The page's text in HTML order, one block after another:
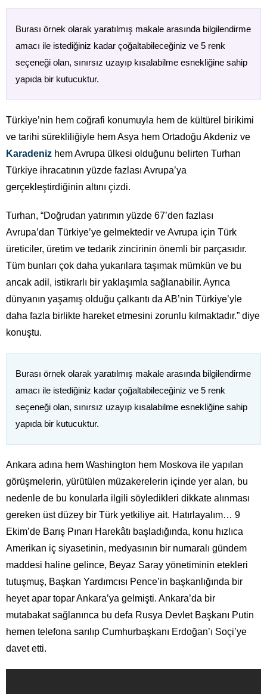
Burası örnek olarak yaratılmış makale arasında bilgilendirme
amacı ile istediğiniz kadar çoğaltabileceğiniz ve 5 renk
seçeneği olan, sınırsız uzayıp kısalabilme esnekliğine sahip
yapıda bir kutucuktur.
Türkiye’nin hem coğrafi konumuyla hem de kültürel birikimi
ve tarihi sürekliliğiyle hem Asya hem Ortadoğu Akdeniz ve
Karadeniz hem Avrupa ülkesi olduğunu belirten Turhan
Türkiye ihracatının yüzde fazlası Avrupa’ya
gerçekleştirdiğinin altını çizdi.
Turhan, “Doğrudan yatırımın yüzde 67’den fazlası
Avrupa’dan Türkiye’ye gelmektedir ve Avrupa için Türk
üreticiler, üretim ve tedarik zincirinin önemli bir parçasıdır.
Tüm bunları çok daha yukarılara taşımak mümkün ve bu
ancak adil, istikrarlı bir yaklaşımla sağlanabilir. Ayrıca
dünyanın yaşamış olduğu çalkantı da AB’nin Türkiye’yle
daha fazla birlikte hareket etmesini zorunlu kılmaktadır.” diye
konuştu.
Burası örnek olarak yaratılmış makale arasında bilgilendirme
amacı ile istediğiniz kadar çoğaltabileceğiniz ve 5 renk
seçeneği olan, sınırsız uzayıp kısalabilme esnekliğine sahip
yapıda bir kutucuktur.
Ankara adına hem Washington hem Moskova ile yapılan
görüşmelerin, yürütülen müzakerelerin içinde yer alan, bu
nedenle de bu konularla ilgili söyledikleri dikkate alınması
gereken üst düzey bir Türk yetkiliye ait. Hatırlayalım… 9
Ekim’de Barış Pınarı Harekâtı başladığında, konu hızlıca
Amerikan iç siyasetinin, medyasının bir numaralı gündem
maddesi haline gelince, Beyaz Saray yönetiminin etekleri
tutuşmuş, Başkan Yardımcısı Pence’in başkanlığında bir
heyet apar topar Ankara’ya gelmişti. Ankara’da bir
mutabakat sağlanınca bu defa Rusya Devlet Başkanı Putin
hemen telefona sarılıp Cumhurbaşkanı Erdoğan’ı Soçi’ye
davet etti.